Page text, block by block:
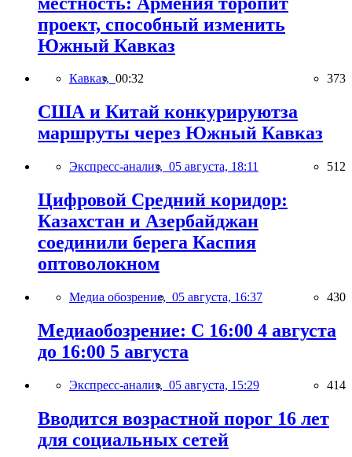
проект, способный изменить
Южный Кавказ
Кавказ, 00:32 373
США и Китай конкурируютза
маршруты через Южный Кавказ
Экспресс-анализ, 05 августа, 18:11 512
Цифровой Средний коридор:
Казахстан и Азербайджан
соединили берега Каспия
оптоволокном
Медиа обозрение, 05 августа, 16:37 430
Медиаобозрение: С 16:00 4 августа
до 16:00 5 августа
Экспресс-анализ, 05 августа, 15:29 414
Вводится возрастной порог 16 лет
для социальных сетей